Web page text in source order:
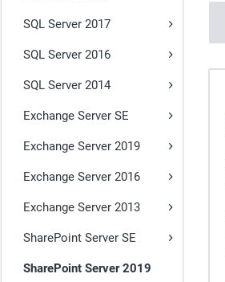
SQL Server 2017
SQL Server 2016
SQL Server 2014
Exchange Server SE
Exchange Server 2019
Exchange Server 2016
Exchange Server 2013
SharePoint Server SE
SharePoint Server 2019